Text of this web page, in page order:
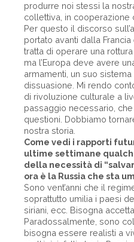
produrre noi stessi la
collettiva, in
Per questo il discorso
portato avanti dalla
tratta di operare una
ma l’Europa deve avere
armamenti, un suo
dissuasione. Mi rendo
di rivoluzione culturale a
passaggio necessario,
questioni. Dobbiamo
nostra storia.
Come vedi i rapporti
ultime settimane
della necessità di
ora è la Russia che sta
Sono vent’anni che il
soprattutto umilia i paesi
siriani, ecc. Bisogna
Paradossalmente, sono
bisogna essere realisti a